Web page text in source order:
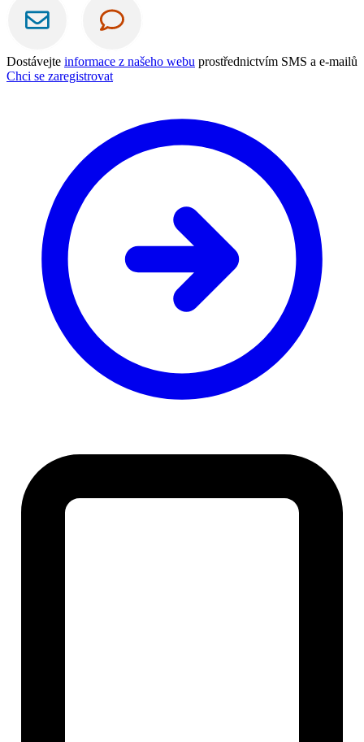
Dostávejte informace z našeho webu prostřednictvím SMS a e-mailů
Chci se zaregistrovat